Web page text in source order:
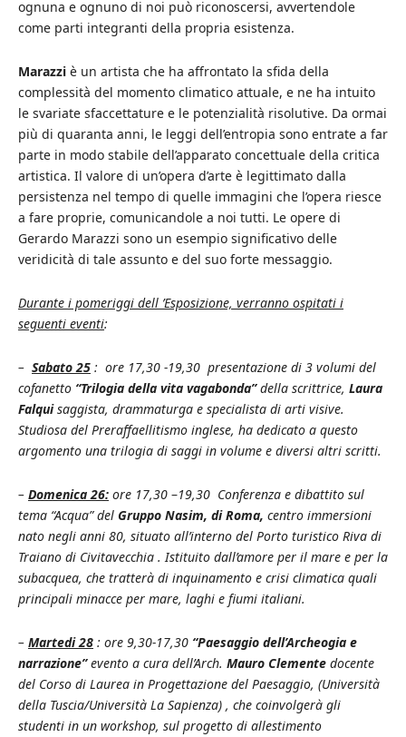
ognuna e ognuno di noi può riconoscersi, avvertendole
come parti integranti della propria esistenza.
Marazzi è un artista che ha affrontato la sfida della
complessità del momento climatico attuale, e ne ha intuito
le svariate sfaccettature e le potenzialità risolutive. Da ormai
più di quaranta anni, le leggi dell’entropia sono entrate a far
parte in modo stabile dell’apparato concettuale della critica
artistica. Il valore di un’opera d’arte è legittimato dalla
persistenza nel tempo di quelle immagini che l’opera riesce
a fare proprie, comunicandole a noi tutti. Le opere di
Gerardo Marazzi sono un esempio significativo delle
veridicità di tale assunto e del suo forte messaggio.
Durante i pomeriggi dell ’Esposizione, verranno ospitati i
seguenti eventi:
– Sabato 25 : ore 17,30 -19,30 presentazione di 3 volumi del
cofanetto “Trilogia della vita vagabonda”della scrittrice, Laura
Falquisaggista, drammaturga e specialista di arti visive.
Studiosa del Preraffaellitismo inglese, ha dedicato a questo
argomento una trilogia di saggi in volume e diversi altri scritti.
– Domenica 26: ore 17,30 –19,30 Conferenza e dibattito sul
tema “Acqua” del Gruppo Nasim, di Roma, centro immersioni
nato negli anni 80, situato all’interno del Porto turistico Riva di
Traiano di Civitavecchia . Istituito dall’amore per il mare e per la
subacquea, che tratterà di inquinamento e crisi climatica quali
principali minacce per mare, laghi e fiumi italiani.
– Martedi 28 : ore 9,30-17,30 “Paesaggio dell’Archeogia e
narrazione”evento a cura dell’Arch. Mauro Clemente docente
del Corso di Laurea in Progettazione del Paesaggio, (Università
della Tuscia/Università La Sapienza) , che coinvolgerà gli
studenti in un workshop, sul progetto di allestimento